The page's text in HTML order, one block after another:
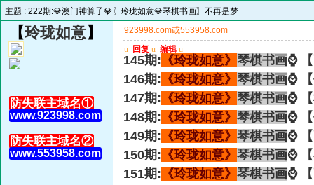
主题 : 222期:💎澳门神算子💎〖玲珑如意💎琴棋书画〗不再是梦
【玲珑如意】
防失联主域名①
www.923998.com
防失联主域名②
www.553958.com
923998.com或553958.com
u 回复 u 编辑 u
145期: 《玲珑如意》 琴棋书画⌚
146期: 《玲珑如意》 琴棋书画⌚
147期: 《玲珑如意》 琴棋书画⌚
148期: 《玲珑如意》 琴棋书画⌚
149期: 《玲珑如意》 琴棋书画⌚
150期: 《玲珑如意》 琴棋书画⌚
151期: 《玲珑如意》 琴棋书画⌚